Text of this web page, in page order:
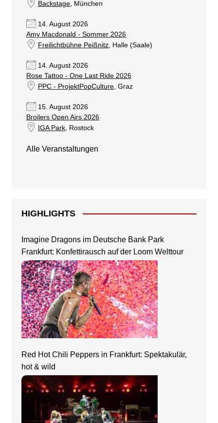
Backstage, München
14. August 2026
Amy Macdonald - Sommer 2026
Freilichtbühne Peißnitz, Halle (Saale)
14. August 2026
Rose Tattoo - One Last Ride 2026
PPC - ProjektPopCulture, Graz
15. August 2026
Broilers Open Airs 2026
IGA Park, Rostock
Alle Veranstaltungen
HIGHLIGHTS
Imagine Dragons im Deutsche Bank Park
Frankfurt: Konfettirausch auf der Loom Welttour
Red Hot Chili Peppers in Frankfurt: Spektakulär,
hot & wild